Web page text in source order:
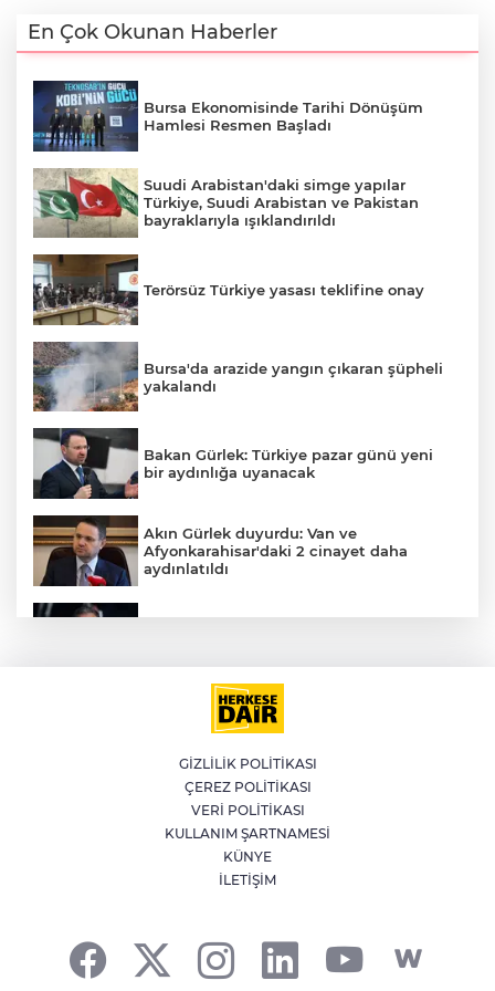
En Çok Okunan Haberler
Bursa Ekonomisinde Tarihi Dönüşüm
Hamlesi Resmen Başladı
Suudi Arabistan'daki simge yapılar
Türkiye, Suudi Arabistan ve Pakistan
bayraklarıyla ışıklandırıldı
Terörsüz Türkiye yasası teklifine onay
Bursa'da arazide yangın çıkaran şüpheli
yakalandı
Bakan Gürlek: Türkiye pazar günü yeni
bir aydınlığa uyanacak
Akın Gürlek duyurdu: Van ve
Afyonkarahisar'daki 2 cinayet daha
aydınlatıldı
Kağıthane'de 104 kilogram uyuşturucu
ele geçirildi
Meteoroloji'den kavurucu sıcak ve
kuvvetli rüzgar uyarısı
GİZLİLİK POLİTİKASI
ÇEREZ POLİTİKASI
VERİ POLİTİKASI
KULLANIM ŞARTNAMESİ
KÜNYE
İLETİŞİM